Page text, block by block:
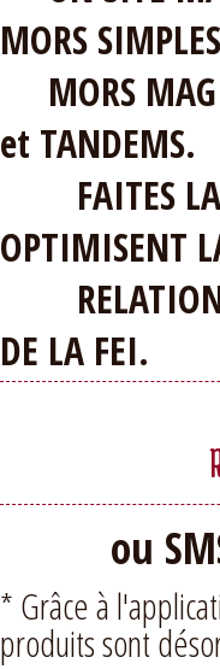
MORS
MORS
et TANDEMS.
FAITES LA
OPTIMISENT
RELATION
DE LA FEI.
ou
* Grâce à
produits sont